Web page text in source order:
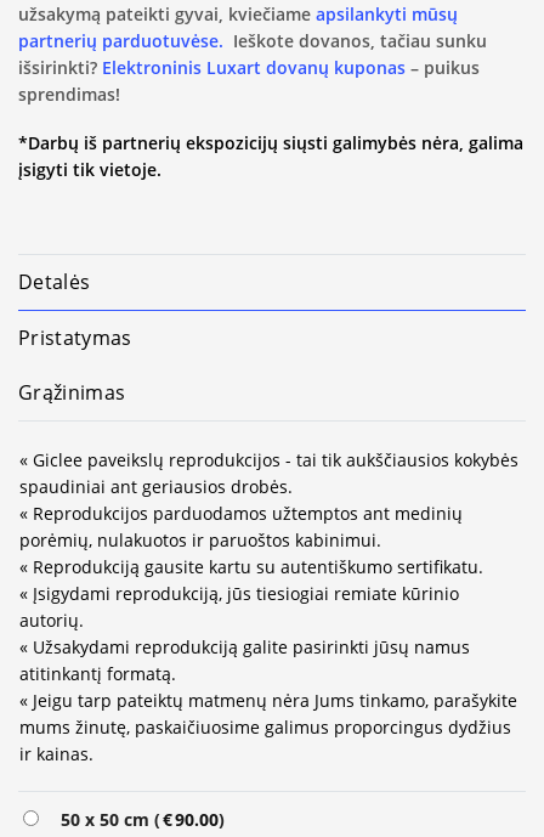
užsakymą pateikti gyvai, kviečiame apsilankyti mūsų
partnerių parduotuvėse. Ieškote dovanos, tačiau sunku
išsirinkti? Elektroninis Luxart dovanų kuponas – puikus
sprendimas!
*Darbų iš partnerių ekspozicijų siųsti galimybės nėra, galima
įsigyti tik vietoje.
Detalės
Pristatymas
Grąžinimas
« Giclee paveikslų reprodukcijos - tai tik aukščiausios kokybės
spaudiniai ant geriausios drobės.
« Reprodukcijos parduodamos užtemptos ant medinių
porėmių, nulakuotos ir paruoštos kabinimui.
« Reprodukciją gausite kartu su autentiškumo sertifikatu.
« Įsigydami reprodukciją, jūs tiesiogiai remiate kūrinio
autorių.
« Užsakydami reprodukciją galite pasirinkti jūsų namus
atitinkantį formatą.
« Jeigu tarp pateiktų matmenų nėra Jums tinkamo, parašykite
mums žinutę, paskaičiuosime galimus proporcingus dydžius
ir kainas.
50 x 50 cm (€90.00)
Alternative: